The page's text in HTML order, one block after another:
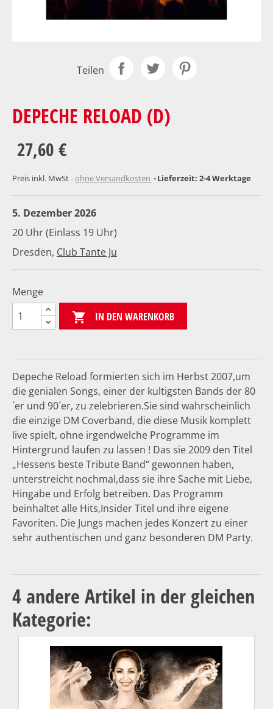
Teilen
DEPECHE RELOAD (D)
27,60 €
Preis inkl. MwSt ohne Versandkosten Lieferzeit: 2-4 Werktage
5. Dezember 2026
20 Uhr (Einlass 19 Uhr)
Dresden, Club Tante Ju
Menge
 IN DEN WARENKORB
Depeche Reload formierten sich im Herbst 2007,um
die genialen Songs, einer der kultigsten Bands der 80
´er und 90´er, zu zelebrieren.Sie sind wahrscheinlich
die einzige DM Coverband, die diese Musik komplett
live spielt, ohne irgendwelche Programme im
Hintergrund laufen zu lassen ! Das sie 2009 den Titel
„Hessens beste Tribute Band“ gewonnen haben,
unterstreicht nochmal,dass sie ihre Sache mit Liebe,
Hingabe und Erfolg betreiben. Das Programm
beinhaltet alle Hits,Insider Titel und ihre eigene
Favoriten. Die Jungs machen jedes Konzert zu einer
sehr authentischen und ganz besonderen DM Party.
4 andere Artikel in der gleichen
Kategorie: